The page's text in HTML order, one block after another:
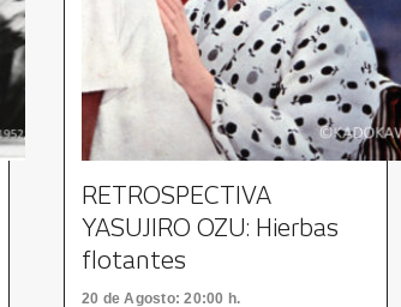
RETROSPECTIVA
YASUJIRO OZU: Hierbas
flotantes
20 de Agosto: 20:00 h.